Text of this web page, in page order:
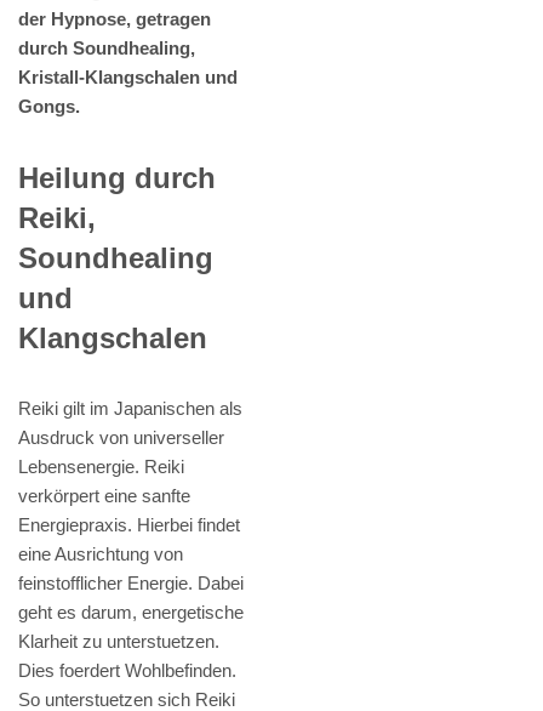
der Hypnose, getragen
durch Soundhealing,
Kristall-Klangschalen und
Gongs.
Heilung durch
Reiki,
Soundhealing
und
Klangschalen
Reiki gilt im Japanischen als
Ausdruck von universeller
Lebensenergie. Reiki
verkörpert eine sanfte
Energiepraxis. Hierbei findet
eine Ausrichtung von
feinstofflicher Energie. Dabei
geht es darum, energetische
Klarheit zu unterstuetzen.
Dies foerdert Wohlbefinden.
So unterstuetzen sich Reiki